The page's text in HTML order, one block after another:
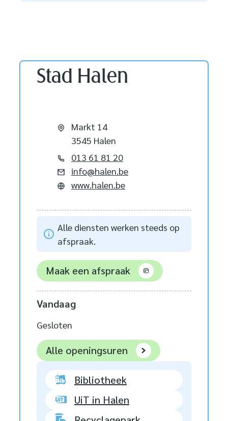
Contact
Stad Halen
Adres
Markt 14
,3545 Halen
013 61 81 20
E-mail
info@halen.be
Website www.halen.be
Alle diensten werken steeds op
afspraak.
Maak een afspraak
Vandaag
Gesloten
Alle openingsuren Stad Halen
Bibliotheek
UiT in Halen